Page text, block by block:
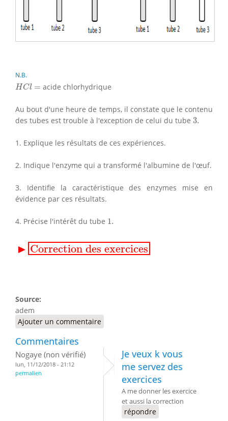
N.B.
HCl =
HCl= acide chlorhydrique
Au bout d'une heure de temps, il constate que le contenu
des tubes est trouble à l'exception de celui du tube 3.
3.
1. Explique les résultats de ces expériences.
2. Indique l'enzyme qui a transformé l'albumine de l'œuf.
3. Identifie la caractéristique des enzymes mise en
évidence par ces résultats.
4. Précise l'intérêt du tube 1.
1.
▶ Correction des exercices
Correction des exercices
Source:
adem
Ajouter un commentaire
Commentaires
Nogaye (non vérifié)
lun, 11/12/2018 - 21:12
permalien
Je veux k vous
me servez des
exercices
A me donner les exercice
et aussi la correction
répondre